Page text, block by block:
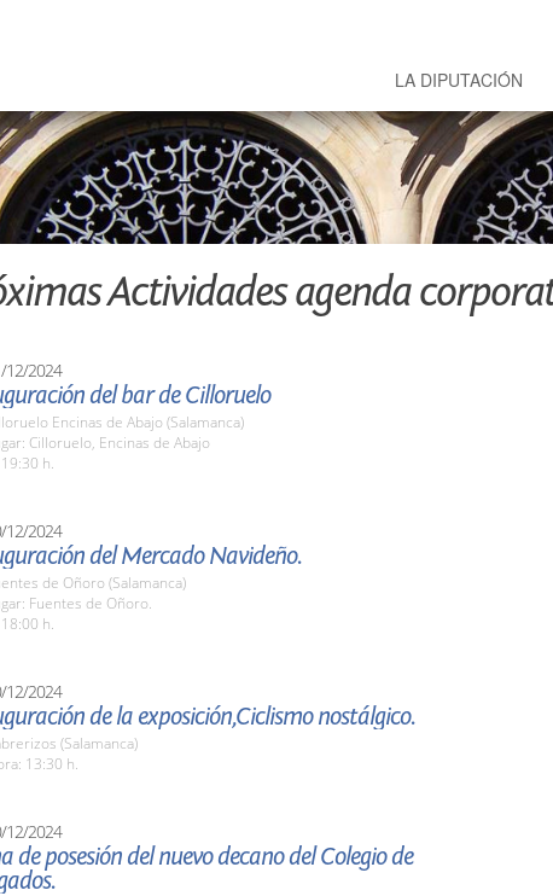
LA DIPUTACIÓN
Actividades agenda
12/2024
del bar de Cilloruelo
Encinas de Abajo (Salamanca)
Cilloruelo, Encinas de Abajo
h.
12/2024
del Mercado Navideño.
de Oñoro (Salamanca)
Fuentes de Oñoro.
h.
12/2024
de la exposición,Ciclismo nostálgico.
(Salamanca)
13:30 h.
12/2024
de posesión del nuevo decano del Colegio de